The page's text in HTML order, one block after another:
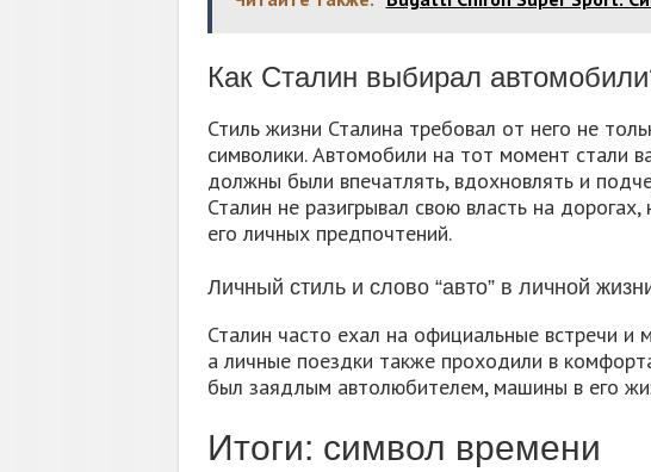
Как Сталин выбирал
Стиль жизни Сталина требовал от него не
символики. Автомобили на тот момент стали
должны были впечатлять, вдохновлять и
Сталин не разигрывал свою власть на
его личных предпочтений.
Личный стиль и слово “авто” в личной
Сталин часто ехал на официальные встречи
а личные поездки также проходили в
был заядлым автолюбителем, машины в его
Итоги: символ времени